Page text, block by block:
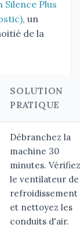
Silence Plus
, un
de la
SOLUTION
PRATIQUE
Débranchez la
machine 30
minutes. Vérifiez
le ventilateur de
refroidissement
et nettoyez les
conduits d'air.